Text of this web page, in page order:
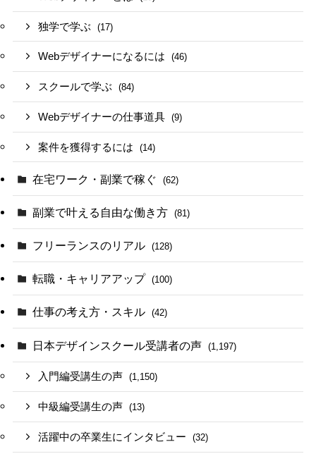
独学で学ぶ (17)
Webデザイナーになるには (46)
スクールで学ぶ (84)
Webデザイナーの仕事道具 (9)
案件を獲得するには (14)
在宅ワーク・副業で稼ぐ (62)
副業で叶える自由な働き方 (81)
フリーランスのリアル (128)
転職・キャリアアップ (100)
仕事の考え方・スキル (42)
日本デザインスクール受講者の声 (1,197)
入門編受講生の声 (1,150)
中級編受講生の声 (13)
活躍中の卒業生にインタビュー (32)